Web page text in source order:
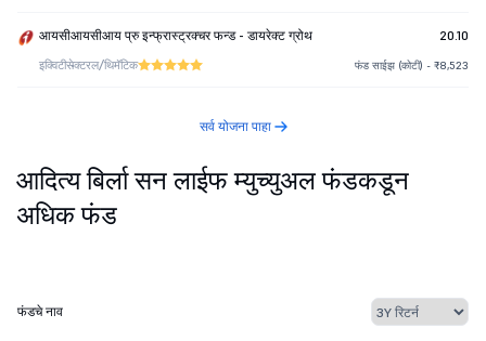
आयसीआयसीआय प्रु इन्फ्रास्ट्रक्चर फन्ड - डायरेक्ट ग्रोथ 20.10
इक्विटीसेक्टरल/थिमॅटिक फंड साईझ (कोटी) - ₹8,523
सर्व योजना पाहा
आदित्य बिर्ला सन लाईफ म्युच्युअल फंडकडून
अधिक फंड
फंडचे नाव